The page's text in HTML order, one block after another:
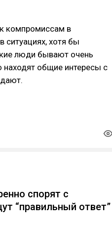
к компромиссам в
ситуациях, хотя бы
люди бывают очень
общие интересы с
спорят с
“правильный ответ”